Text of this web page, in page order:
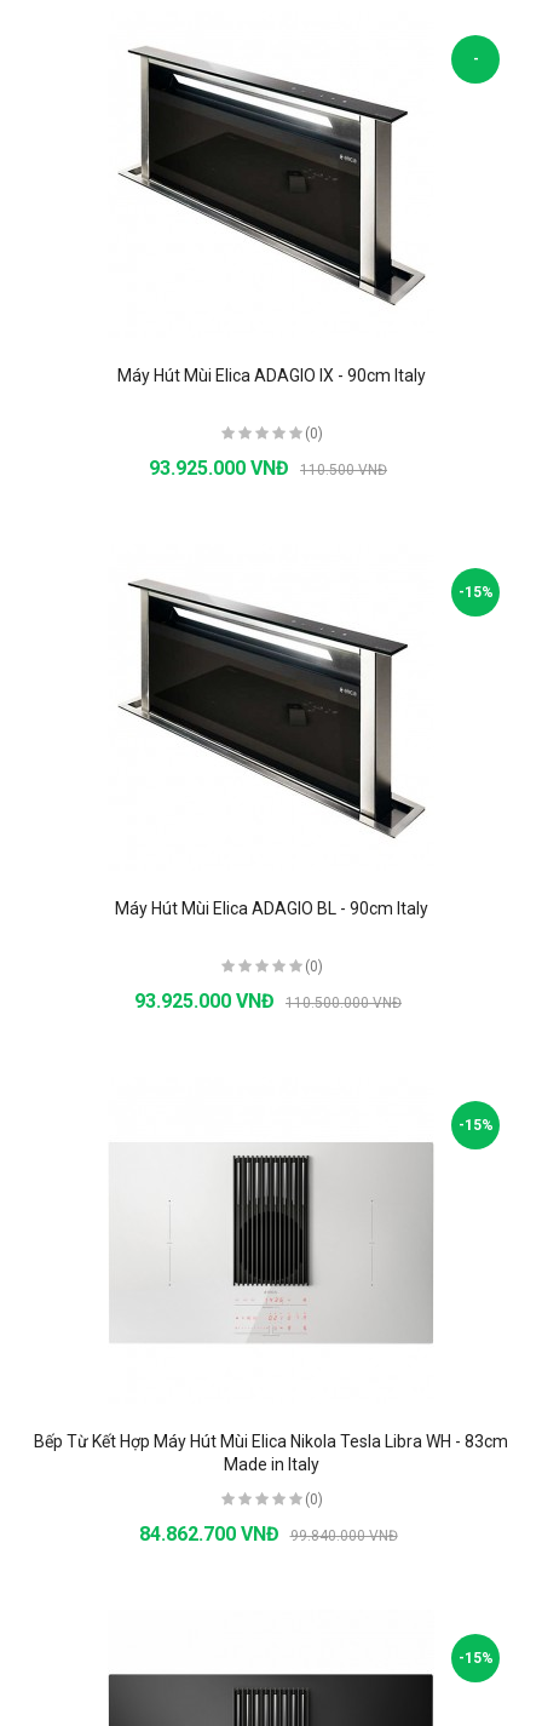
-
Máy Hút Mùi Elica ADAGIO IX - 90cm Italy
(0)
93.925.000 VNĐ 110.500 VNĐ
-15%
Máy Hút Mùi Elica ADAGIO BL - 90cm Italy
(0)
93.925.000 VNĐ 110.500.000 VNĐ
-15%
Bếp Từ Kết Hợp Máy Hút Mùi Elica Nikola Tesla Libra WH - 83cm
Made in Italy
(0)
84.862.700 VNĐ 99.840.000 VNĐ
-15%